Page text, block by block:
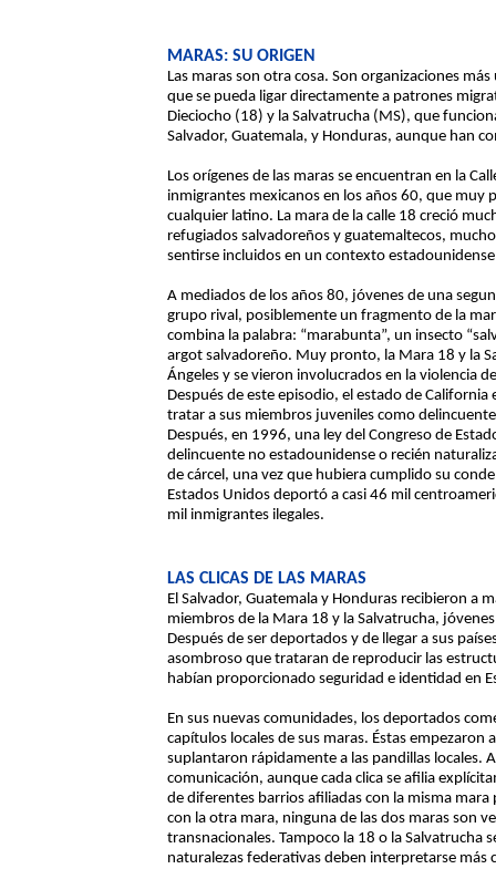
MARAS: SU ORIGEN
Las maras son otra cosa. Son organizaciones
que se pueda ligar directamente a patrones
Dieciocho (18) y la Salvatrucha (MS), que
Salvador, Guatemala, y Honduras, aunque han
Los orígenes de las maras se encuentran en la
inmigrantes mexicanos en los años 60, que
cualquier latino. La mara de la calle 18 creció
refugiados salvadoreños y guatemaltecos,
sentirse incluidos en un contexto
A mediados de los años 80, jóvenes de una
grupo rival, posiblemente un fragmento de la
combina la palabra: “marabunta”, un insecto
argot salvadoreño. Muy pronto, la Mara 18 y la
Ángeles y se vieron involucrados en la violencia
Después de este episodio, el estado de
tratar a sus miembros juveniles como
Después, en 1996, una ley del Congreso de
delincuente no estadounidense o recién
de cárcel, una vez que hubiera cumplido su
Estados Unidos deportó a casi 46 mil
mil inmigrantes ilegales.
LAS CLICAS DE LAS MARAS
El Salvador, Guatemala y Honduras recibieron a
miembros de la Mara 18 y la Salvatrucha,
Después de ser deportados y de llegar a sus
asombroso que trataran de reproducir las
habían proporcionado seguridad e identidad en
En sus nuevas comunidades, los deportados
capítulos locales de sus maras. Éstas empezaron
suplantaron rápidamente a las pandillas locales.
comunicación, aunque cada clica se afilia
de diferentes barrios afiliadas con la misma
con la otra mara, ninguna de las dos maras son
transnacionales. Tampoco la 18 o la Salvatrucha
naturalezas federativas deben interpretarse